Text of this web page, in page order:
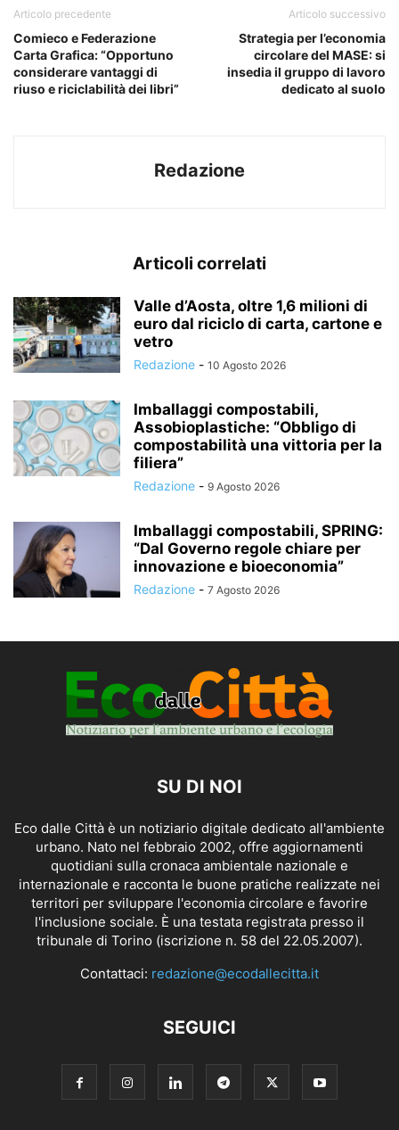
Articolo precedente
Comieco e Federazione
Carta Grafica: “Opportuno
considerare vantaggi di
riuso e riciclabilità dei libri”
Articolo successivo
Strategia per l’economia
circolare del MASE: si
insedia il gruppo di lavoro
dedicato al suolo
Redazione
Articoli correlati
Valle d’Aosta, oltre 1,6 milioni di
euro dal riciclo di carta, cartone e
vetro
Redazione - 10 Agosto 2026
Imballaggi compostabili,
Assobioplastiche: “Obbligo di
compostabilità una vittoria per la
filiera”
Redazione - 9 Agosto 2026
Imballaggi compostabili, SPRING:
“Dal Governo regole chiare per
innovazione e bioeconomia”
Redazione - 7 Agosto 2026
SU DI NOI
Eco dalle Città è un notiziario digitale dedicato all'ambiente
urbano. Nato nel febbraio 2002, offre aggiornamenti
quotidiani sulla cronaca ambientale nazionale e
internazionale e racconta le buone pratiche realizzate nei
territori per sviluppare l'economia circolare e favorire
l'inclusione sociale. È una testata registrata presso il
tribunale di Torino (iscrizione n. 58 del 22.05.2007).
Contattaci: redazione@ecodallecitta.it
SEGUICI